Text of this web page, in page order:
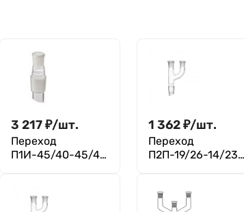
3 217₽/шт.
Переход
П1И-45/40-45/40
1 362₽/шт.
Переход
П2П-19/26-14/23-